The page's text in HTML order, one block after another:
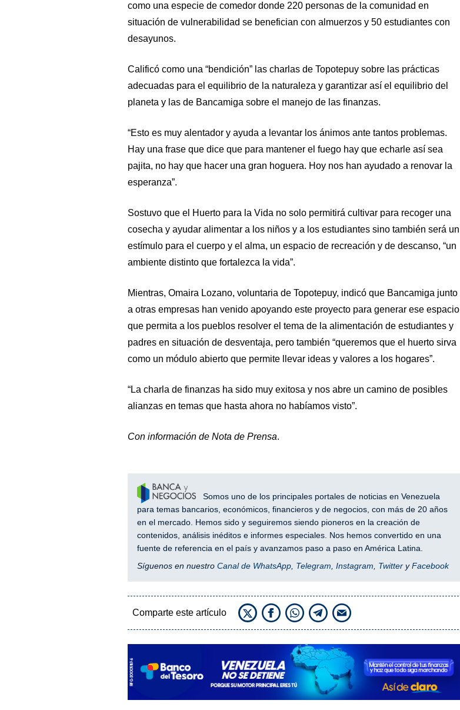
como una especie de comedor donde 220 personas de la comunidad en
situación de vulnerabilidad se benefician con almuerzos y 50 estudiantes con
desayunos.
Calificó como una “bendición” las charlas de Topotepuy sobre las prácticas
adecuadas para el equilibrio de la naturaleza y garantizar así el equilibrio del
planeta y las de Bancamiga sobre el manejo de las finanzas.
“Esto es muy alentador y ayuda a levantar los ánimos ante tantos problemas.
Hay una frase que dice que para mantener el fuego hay que echarle así sea
pajita, no hay que hacer una gran hoguera. Hoy nos han ayudado a renovar la
esperanza”.
Sostuvo que el Huerto para la Vida no solo permitirá cultivar para recoger una
cosecha y ayudar alimentar a los niños y a los estudiantes sino también será un
estímulo para el cuerpo y el alma, un espacio de recreación y de descanso, “un
ambiente distinto que fortalezca la vida”.
Mientras, Omaira Lozano, voluntaria de Topotepuy, indicó que Bancamiga junto
a otras empresas han venido apoyando este proyecto para generar ese espacio
que permita a los pueblos resolver el tema de la alimentación de estudiantes y
padres en situación de desventaja, pero también “queremos que el huerto sirva
como un módulo abierto que permite llevar ideas y valores a los hogares”.
“La charla de finanzas ha sido muy exitosa y nos abre un camino de posibles
alianzas en temas que hasta ahora no habíamos visto”.
Con información de Nota de Prensa.
Somos uno de los principales portales de noticias en Venezuela
para temas bancarios, económicos, financieros y de negocios, con más de 20 años
en el mercado. Hemos sido y seguiremos siendo pioneros en la creación de
contenidos, análisis inéditos e informes especiales. Nos hemos convertido en una
fuente de referencia en el país y avanzamos paso a paso en América Latina.
Síguenos en nuestro Canal de WhatsApp, Telegram, Instagram, TwitteryFacebook
Comparte este artículo